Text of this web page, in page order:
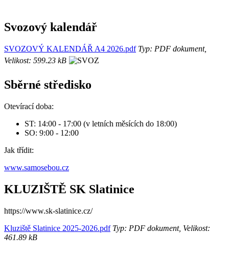
Svozový kalendář
SVOZOVÝ KALENDÁŘ A4 2026.pdfTyp: PDF dokument,
Velikost: 599.23 kB
Sběrné středisko
Otevírací doba:
ST: 14:00 - 17:00 (v letních měsících do 18:00)
SO: 9:00 - 12:00
Jak třídit:
www.samosebou.cz
KLUZIŠTĚ SK Slatinice
https://www.sk-slatinice.cz/
Kluziště Slatinice 2025-2026.pdfTyp: PDF dokument, Velikost:
461.89 kB